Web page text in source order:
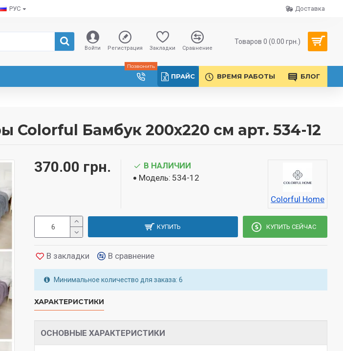
РУС Доставка
Войти Регистрация Закладки Сравнение
Товаров 0 (0.00 грн.)
Позвонить
ПРАЙС ВРЕМЯ РАБОТЫ БЛОГ
Бамбук 200х220 см арт. 534-12
370.00 грн.
В НАЛИЧИИ
Модель: 534-12
Colorful Home
КУПИТЬ КУПИТЬ СЕЙЧАС
В закладки В сравнение
Минимальное количество для заказа: 6
ХАРАКТЕРИСТИКИ
ОСНОВНЫЕ ХАРАКТЕРИСТИКИ